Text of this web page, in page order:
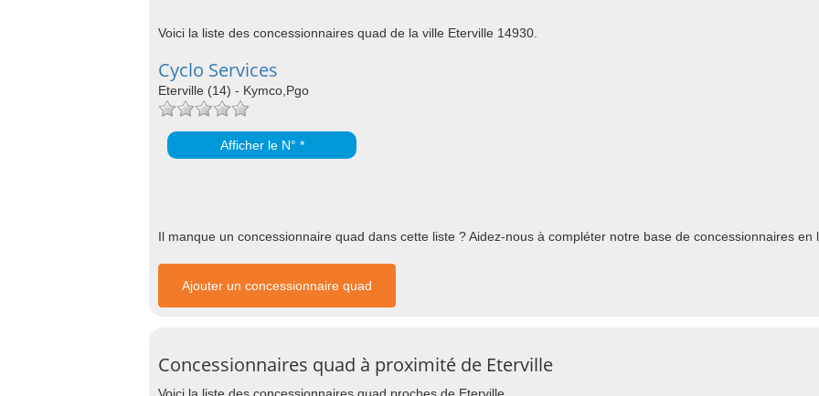
Voici la liste des concessionnaires quad de la ville Eterville 14930.
Cyclo Services
Eterville (14) - Kymco,Pgo
Afficher le N° *
Il manque un concessionnaire quad dans cette liste ? Aidez-nous à compléter notre base de concessionnaires en
Ajouter un concessionnaire quad
Concessionnaires quad à proximité de Eterville